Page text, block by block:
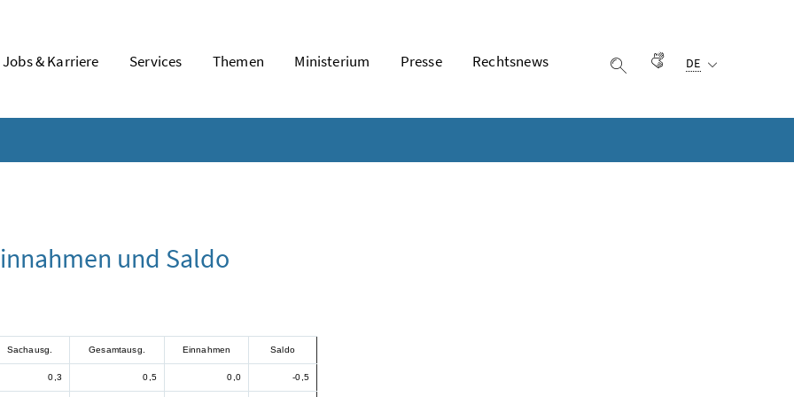
Jobs & Karriere Services Themen Ministerium Presse Rechtsnews Suche einblenden
Gebärdensprache
DE
und Saldo
Sachausg. Gesamtausg. Einnahmen Saldo
0,3 0,5 0,0 -0,5